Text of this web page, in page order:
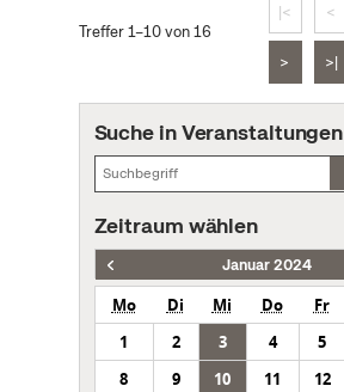
Treffer 1–10 von 16
|< <
> >|
Suche in Veranstaltungen
Zeitraum wählen
Januar 2024
Mo Di Mi Do Fr
1
2 3 4 5
8
9 10 11 12